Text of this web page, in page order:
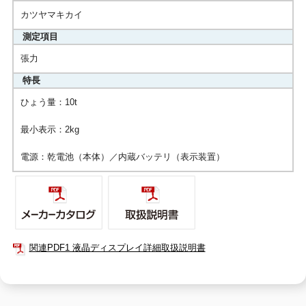
カツヤマキカイ
測定項目
張力
特長
ひょう量：10t
最小表示：2kg
電源：乾電池（本体）／内蔵バッテリ（表示装置）
関連PDF1 液晶ディスプレイ詳細取扱説明書